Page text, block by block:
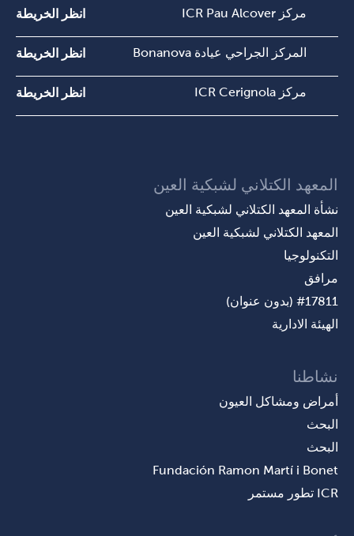
مركز ICR Pau Alcover انظر الخريطة
المركز الجراحي عيادة Bonanova انظر الخريطة
مركز ICR Cerignola انظر الخريطة
المعهد الكتلاني لشبكية العين
نشأة المعهد الكتلاني لشبكية العين
المعهد الكتلاني لشبكية العين
التكنولوجيا
مرافق
#17811 (بدون عنوان)
الهيئة الادارية
نشاطنا
أمراض ومشاكل العيون
البحث
البحث
Fundación Ramon Martí i Bonet
ICR تطور مستمر